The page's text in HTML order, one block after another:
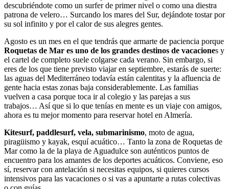
descubriéndote como un surfer de primer nivel o como una diestra
patrona de velero… Surcando los mares del Sur, dejándote tostar por
su sol infinito y por el calor de sus alegres gentes.
Agosto es un mes en el que tendrás que armarte de paciencia porque
Roquetas de Mar es uno de los grandes destinos de vacaciones y
el cartel de completo suele colgarse cada verano. Sin embargo, si
eres de los que tiene previsto viajar en septiembre, estarás de suerte:
las aguas del Mediterráneo todavía están calentitas y la afluencia de
gente hacia estas zonas baja considerablemente. Las familias
vuelven a casa porque toca ir al colegio y las parejas a sus
trabajos… Así que si lo que tenías en mente es un viaje con amigos,
ahora es tu mejor momento para reservar hotel en Almería.
Kitesurf, paddlesurf, vela, submarinismo, moto de agua,
piragüismo y kayak, esquí acuático… Tanto la zona de Roquetas de
Mar como la de la playa de Aguadulce son auténticos puntos de
encuentro para los amantes de los deportes acuáticos. Conviene, eso
sí, reservar con antelación si necesitas equipos, si quieres cursos
intensivos para las vacaciones o si vas a apuntarte a rutas colectivas